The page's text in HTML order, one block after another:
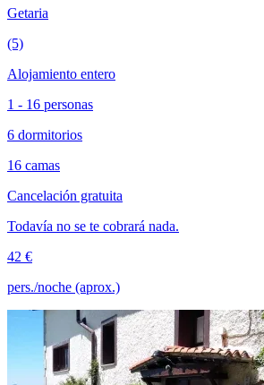
Getaria
(5)
Alojamiento entero
1 - 16 personas
6 dormitorios
16 camas
Cancelación gratuita
Todavía no se te cobrará nada.
42 €
pers./noche (aprox.)